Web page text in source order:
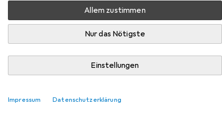
Allem zustimmen
Nur das Nötigste
Einstellungen
Impressum Datenschutzerklärung
Zubehör für Glutz Panik-
Einsteckschloss 12501 FB PE
Panik-Einsteckschloss 12501 FB PE aus der Kategorie
Türgriff + Türgarnitur.